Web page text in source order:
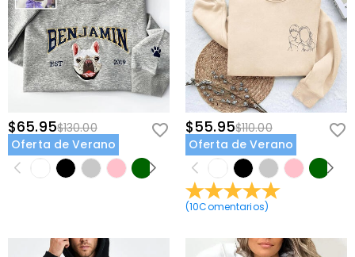
$65.95$130.00
Oferta de Verano
$55.95$110.00
Oferta de Verano
(10Comentarios)